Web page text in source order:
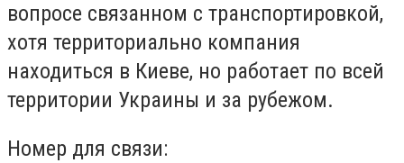
вопросе связанном с транспортировкой,
хотя территориально компания
находиться в Киеве, но работает по всей
территории Украины и за рубежом.
Номер для связи: